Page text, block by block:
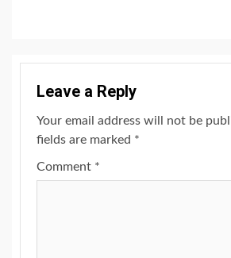
Leave a Reply
Your email address will not be
fields are marked *
Comment *